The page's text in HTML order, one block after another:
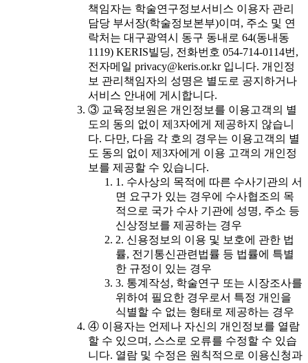
책임자는 학술연구정보서비스 이용자 관리
담당 부서장(학술정보본부)이며, 주소 및 연
락처는 대구광역시 동구 동내로 64(동내동
1119) KERIS빌딩, 전화번호 054-714-0114번,
전자메일 privacy@keris.or.kr 입니다. 개인정
보 관리책임자의 성명은 별도로 공지하거나
서비스 안내에 게시합니다.
③ 교육정보원은 개인정보를 이용고객의 별
도의 동의 없이 제3자에게 제공하지 않습니
다. 다만, 다음 각 호의 경우는 이용고객의 별
도 동의 없이 제3자에게 이용 고객의 개인정
보를 제공할 수 있습니다.
1. 수사상의 목적에 따른 수사기관의 서
면 요구가 있는 경우에 수사협조의 목
적으로 국가 수사 기관에 성명, 주소 등
신상정보를 제공하는 경우
2. 신용정보의 이용 및 보호에 관한 법
률, 전기통신관련법률 등 법률에 특별
한 규정이 있는 경우
3. 통계작성, 학술연구 또는 시장조사를
위하여 필요한 경우로서 특정 개인을
식별할 수 없는 형태로 제공하는 경우
④ 이용자는 언제나 자신의 개인정보를 열람
할 수 있으며, 스스로 오류를 수정할 수 있습
니다. 열람 및 수정은 원칙적으로 이용신청과